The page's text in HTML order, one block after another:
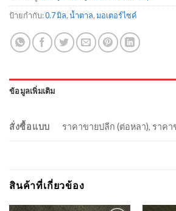
ป้ายกำกับ:0.7 มิล,น้ำตาล,มอเตอร์ไซค์
ข้อมูลเพิ่มเติม
สั่งซื้อแบบ ราคาขายปลีก (ต่อหลา), ราค
สินค้าที่เกี่ยวข้อง